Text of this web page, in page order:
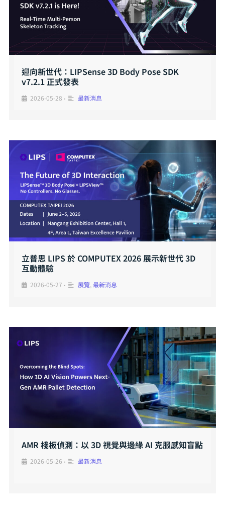
迎向新世代：LIPSense 3D Body Pose SDK
v7.2.1 正式發表
2026-05-28 • 最新消息
立普思 LIPS 於 COMPUTEX 2026 展示新世代 3D
互動體驗
2026-05-27 • 展覽, 最新消息
AMR 棧板偵測：以 3D 視覺與邊緣 AI 克服感知盲點
2026-05-26 • 最新消息